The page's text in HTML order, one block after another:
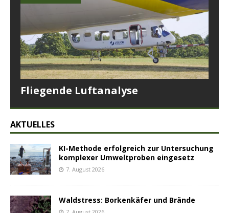
Fliegende Luftanalyse
AKTUELLES
KI-Methode erfolgreich zur Untersuchung
komplexer Umweltproben eingesetz
7. August 2026
Waldstress: Borkenkäfer und Brände